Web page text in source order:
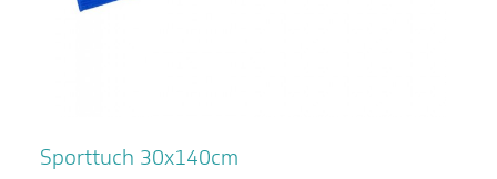
Sporttuch 30x140cm